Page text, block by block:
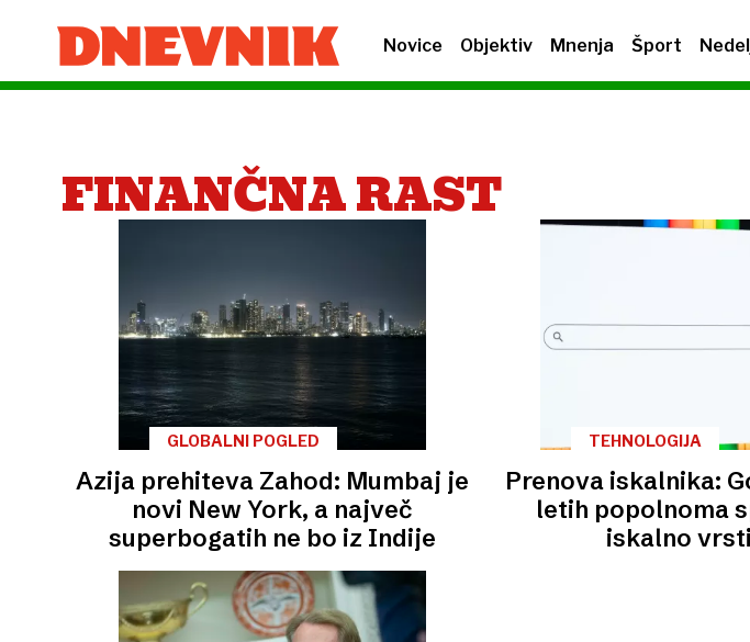
Novice Objektiv Mnenja Šport
FINANČNA RAST
GLOBALNI POGLED
Azija prehiteva Zahod: Mumbaj je
novi New York, a največ
superbogatih ne bo iz Indije
TEHNOLOGIJA
Prenova iskalnika:
letih popolnoma
iskalno